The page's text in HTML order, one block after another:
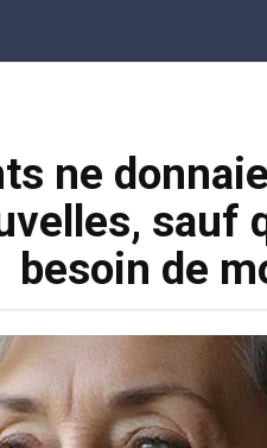
ne
sauf
besoin de